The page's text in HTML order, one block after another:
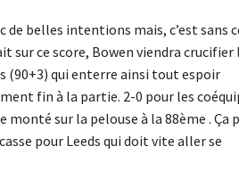
de belles intentions mais, c’est sans
sur ce score, Bowen viendra crucifier
(90+3) qui enterre ainsi tout espoir
fin à la partie. 2-0 pour les
monté sur la pelouse à la 88ème . Ça
pour Leeds qui doit vite aller se